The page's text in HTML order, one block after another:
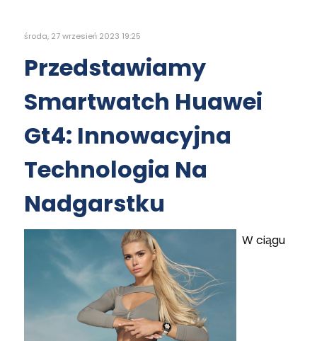
środa, 27 wrzesień 2023 19:25
Przedstawiamy
Smartwatch Huawei
Gt4: Innowacyjna
Technologia Na
Nadgarstku
W ciągu